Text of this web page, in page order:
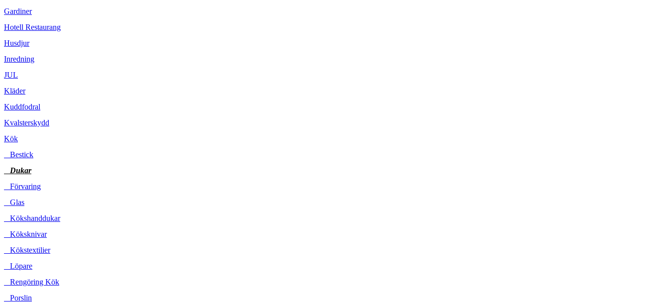
Gardiner
Hotell Restaurang
Husdjur
Inredning
JUL
Kläder
Kuddfodral
Kvalsterskydd
Kök
Bestick
Dukar
Förvaring
Glas
Kökshanddukar
Köksknivar
Kökstextilier
Löpare
Rengöring Kök
Porslin